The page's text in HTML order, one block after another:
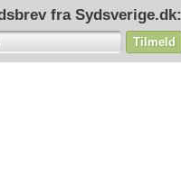
fra Sydsverige.dk:
Tilmeld